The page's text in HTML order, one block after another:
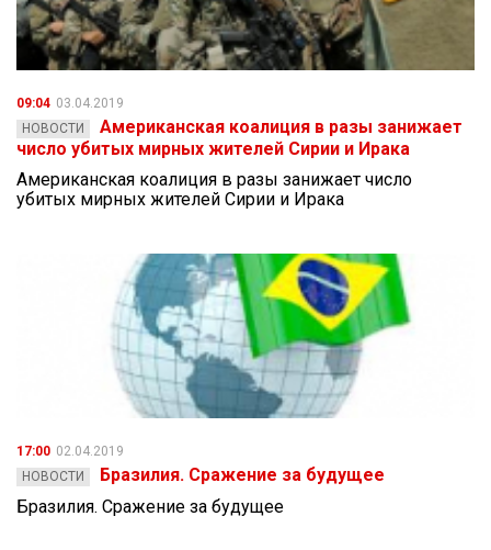
09:04 03.04.2019
НОВОСТИ
Американская коалиция в разы занижает
число убитых мирных жителей Сирии и Ирака
Американская коалиция в разы занижает число
убитых мирных жителей Сирии и Ирака
17:00 02.04.2019
НОВОСТИ
Бразилия. Сражение за будущее
Бразилия. Сражение за будущее